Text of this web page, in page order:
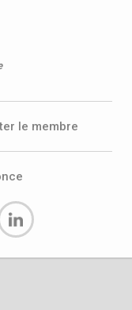
le membre